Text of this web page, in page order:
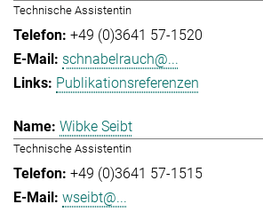
Technische Assistentin
+49 (0)3641 57-1520
schnabelrauch@...
Publikationsreferenzen
Wibke Seibt
Technische Assistentin
+49 (0)3641 57-1515
wseibt@...